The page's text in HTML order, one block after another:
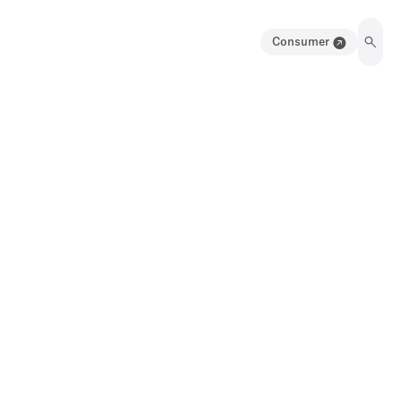
Consumer